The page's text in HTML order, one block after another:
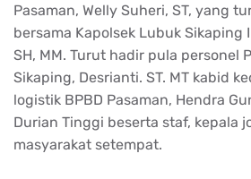
Pasaman, Welly Suheri, ST, yang
bersama Kapolsek Lubuk Sikaping
SH, MM. Turut hadir pula personel
Sikaping, Desrianti. ST. MT kabid
logistik BPBD Pasaman, Hendra
Durian Tinggi beserta staf, kepala
masyarakat setempat.